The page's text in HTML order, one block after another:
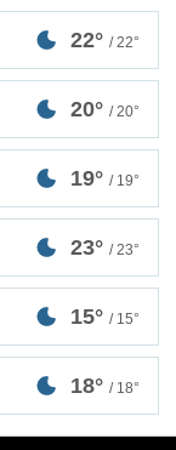
22° / 22°
20° / 20°
19° / 19°
23° / 23°
15° / 15°
18° / 18°